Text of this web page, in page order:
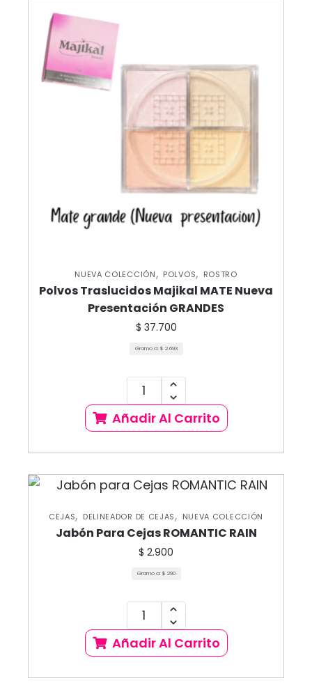
NUEVA COLECCIÓN, POLVOS, ROSTRO
Polvos Traslucidos Majikal MATE Nueva
Presentación GRANDES
$ 37.700
Gramo a: $ 2.693
Añadir Al Carrito
CEJAS, DELINEADOR DE CEJAS, NUEVA COLECCIÓN
Jabón Para Cejas ROMANTIC RAIN
$ 2.900
Gramo a: $ 290
Añadir Al Carrito